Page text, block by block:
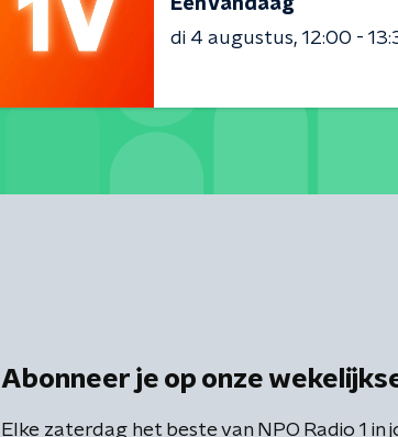
di 4 augustus 12:00 -
Abonneer je op onze
Elke zaterdag het beste van NPO Radio 1 in